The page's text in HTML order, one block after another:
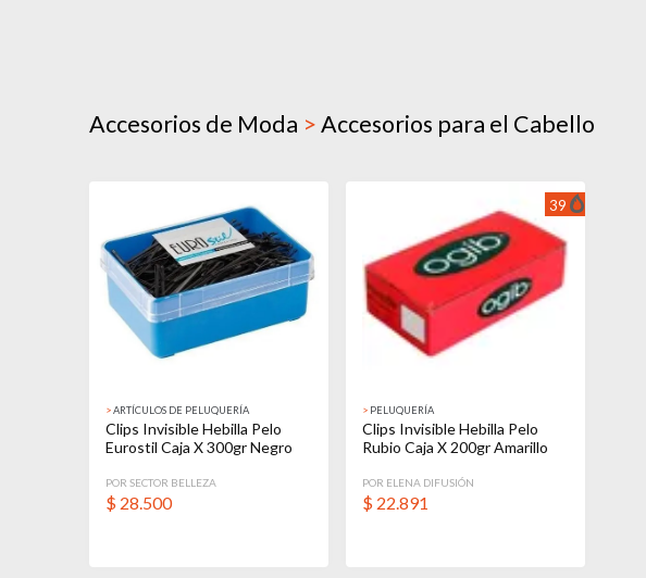
Accesorios de Moda >Accesorios para el Cabello
>ARTÍCULOS DE PELUQUERÍA
Clips Invisible Hebilla Pelo
Eurostil Caja X 300gr Negro
POR SECTOR BELLEZA
$ 28.500
39
> PELUQUERÍA
Clips Invisible Hebilla Pelo
Rubio Caja X 200gr Amarillo
POR ELENA DIFUSIÓN
$ 22.891